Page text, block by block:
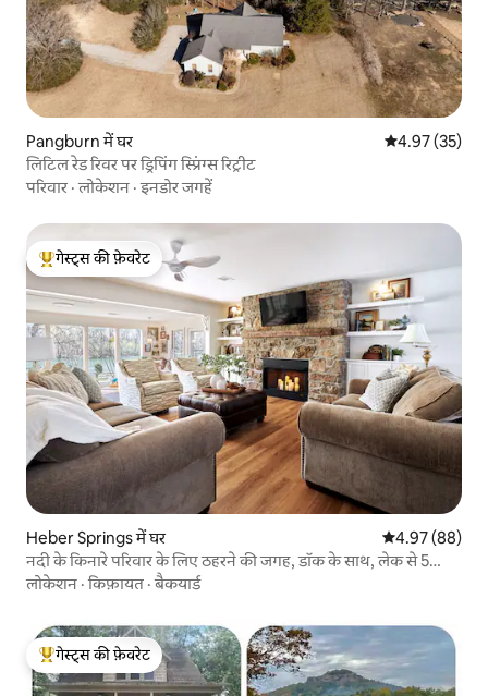
Pangburn में घर औसत रेटिंग 5 में
4.97 (35)
लिटिल रेड रिवर पर ड्रिपिंग स्प्रिंग्स रिट्रीट
परिवार ·लोकेशन ·इनडोर जगहें
गेस्ट्स का टॉप फ़ेवरेट
गेस्ट्स की फ़ेवरेट
Heber Springs में घर औसत रेटिंग 5 में
4.97 (88)
नदी के किनारे परिवार के लिए ठहरने की जगह, डॉक के साथ, लेक से 5
मिनट की दूरी पर
लोकेशन ·किफ़ायत ·बैकयार्ड
गेस्ट्स का टॉप फ़ेवरेट
गेस्ट्स की फ़ेवरेट